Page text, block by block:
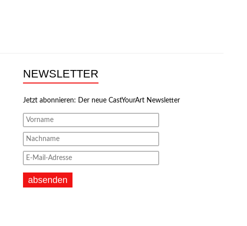
NEWSLETTER
Jetzt abonnieren: Der neue CastYourArt Newsletter